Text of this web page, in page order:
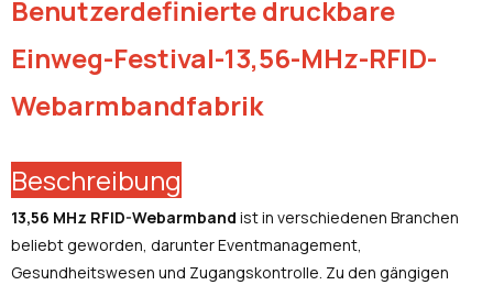
Benutzerdefinierte druckbare
Einweg-Festival-13,56-MHz-RFID-
Webarmbandfabrik
Beschreibung
13,56 MHz RFID-Webarmband ist in verschiedenen Branchen
beliebt geworden, darunter Eventmanagement,
Gesundheitswesen und Zugangskontrolle. Zu den gängigen